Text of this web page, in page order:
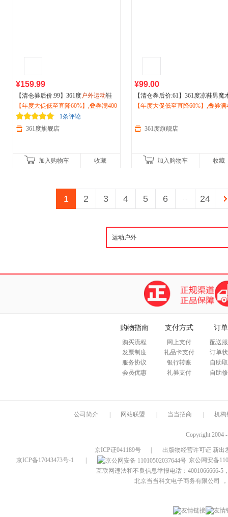
¥159.99
【清仓券后价:99】361度户外运动鞋
男秋季新款加毛保暖休闲鞋百搭跑步
鞋棉鞋男冬季572443307A
【年度大促低至直降60%】,叠券满400
减150/600减230,立即抢购！
1条评论
361度旗舰店
加入购物车 收藏
¥99.00
【清仓券后价:61】361度凉鞋男魔
贴凉拖运动休闲鞋户外涉水鞋沙滩
【年度大促低至直降60%】,叠券满
361度旗舰店
加入购物车 收藏
1 2 3 4 5 6 ... 24
购物指南
购买流程
发票制度
服务协议
会员优惠
支付方式
网上支付
礼品卡支付
银行转账
礼券支付
订
配送
订单
自助
自助
公司简介 网站联盟 当当招商 机构
Copyright 2004
京ICP证041189号
出版物经营许可证 新出
京ICP备17043473号-1
京公网安备
互联网违法和不良信息举报电话：4001066666-5
北京当当科文电子商务有限公司